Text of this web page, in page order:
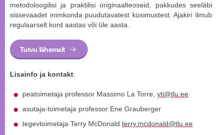
metodoloogilisi ja praktilisi originaalteoseid, pakkudes seeläbi
sissevaadet inimkonda puudutavatest küsimustest. Ajakiri ilmub
regulaarselt kord aastas või üle aasta.
Tutvu lähemalt
Lisainfo ja kontakt:
peatoimetaja professor Massimo La Torre, yti@tlu.ee
asutaja-toimetaja professor Ene Grauberger
tegevtoimetaja Terry McDonald terry.mcdonald@tlu.ee